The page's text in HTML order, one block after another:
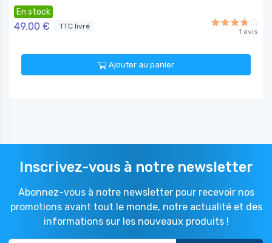
En stock
49.00 € TTC livré
1 avis
Ajouter au panier
Inscrivez-vous à notre newsletter
Abonnez-vous à notre newsletter pour recevoir nos
promotions avant tout le monde, notre actualité et des
informations sur les nouveaux produits !